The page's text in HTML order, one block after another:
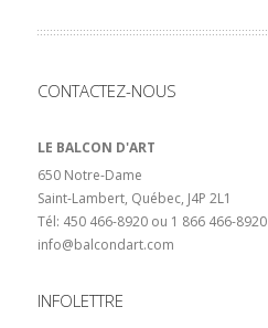
CONTACTEZ-NOUS
LE BALCON D'ART
650 Notre-Dame
Saint-Lambert, Québec, J4P 2L1
Tél: 450 466-8920 ou 1 866 466-8920
info@balcondart.com
INFOLETTRE